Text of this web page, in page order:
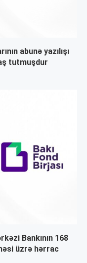
abunə yazılışı
tutmuşdur
Bankının 168
üzrə hərrac